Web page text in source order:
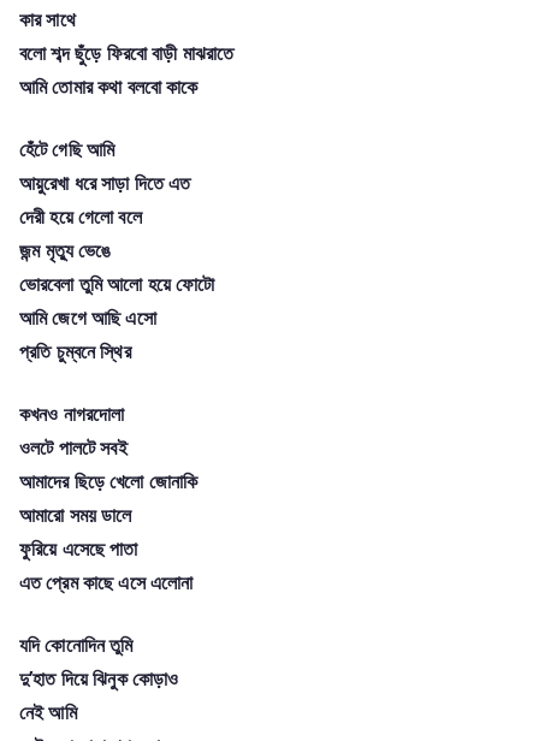
কার সাথে
বলো শব্দ ছুঁড়ে ফিরবো বাড়ী মাঝরাতে
আমি তোমার কথা বলবো কাকে
হেঁটে গেছি আমি
আয়ুরেখা ধরে সাড়া দিতে এত
দেরী হয়ে গেলো বলে
জন্ম মৃত্যু ভেঙে
ভোরবেলা তুমি আলো হয়ে ফোটো
আমি জেগে আছি এসো
প্রতি চুম্বনে স্থির
কখনও নাগরদোলা
ওলটে পালটে সবই
আমাদের ছিড়ে খেলো জোনাকি
আমারো সময় ডালে
ফুরিয়ে এসেছে পাতা
এত প্রেম কাছে এসে এলোনা
যদি কোনোদিন তুমি
দু’হাত দিয়ে ঝিনুক কোড়াও
নেই আমি